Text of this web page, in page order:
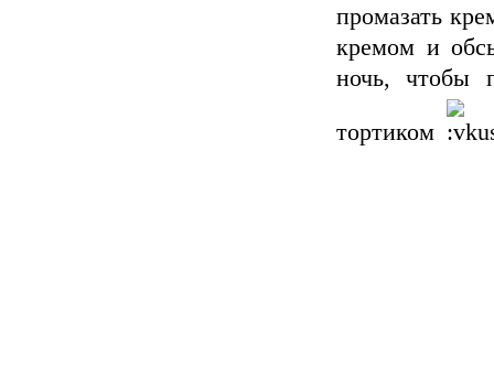
промазать
кремом и
ночь, чтобы
тортиком